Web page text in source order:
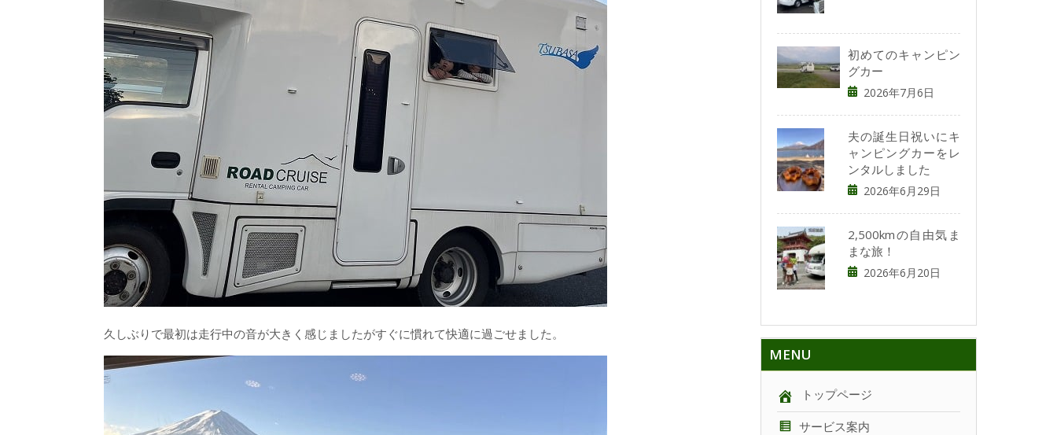
久しぶりで最初は走行中の音が大きく感じましたがすぐに慣れて快適に過ごせました。
初めてのキャンピン
グカー
2026年7月6日
夫の誕生日祝いにキ
ャンピングカーをレ
ンタルしました
2026年6月29日
2,500kmの自由気ま
まな旅！
2026年6月20日
MENU
トップページ
サービス案内